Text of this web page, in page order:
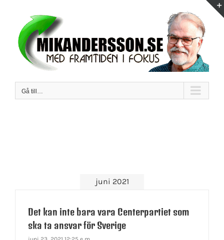
innehållet
Gå till…
juni 2021
Det kan inte bara vara Centerpartiet som
ska ta ansvar för Sverige